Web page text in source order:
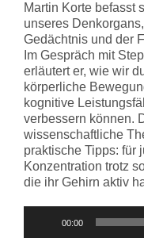
Martin Korte befasst
unseres
Gedächtnis und der
Im Gespräch mit
erläutert er, wie wir
körperliche
kognitive
verbessern können.
wissenschaftliche
praktische Tipps: für
Konzentration trotz
die ihr Gehirn aktiv
00:00